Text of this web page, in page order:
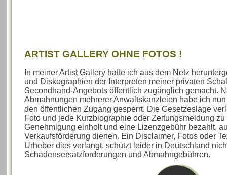
ARTIST GALLERY OHNE FOTOS !
In meiner Artist Gallery hatte ich aus dem Netz
und Diskographien der Interpreten meiner privaten
Secondhand-Angebots öffentlich zugänglich gemacht.
Abmahnungen mehrerer Anwaltskanzleien habe ich
den öffentlichen Zugang gesperrt. Die Gesetzeslage
Foto und jede Kurzbiographie oder Zeitungsmeldung
Genehmigung einholt und eine Lizenzgebühr bezahlt,
Verkaufsförderung dienen. Ein Disclaimer, Fotos oder
Urheber dies verlangt, schützt leider in Deutschland
Schadensersatzforderungen und Abmahngebühren.